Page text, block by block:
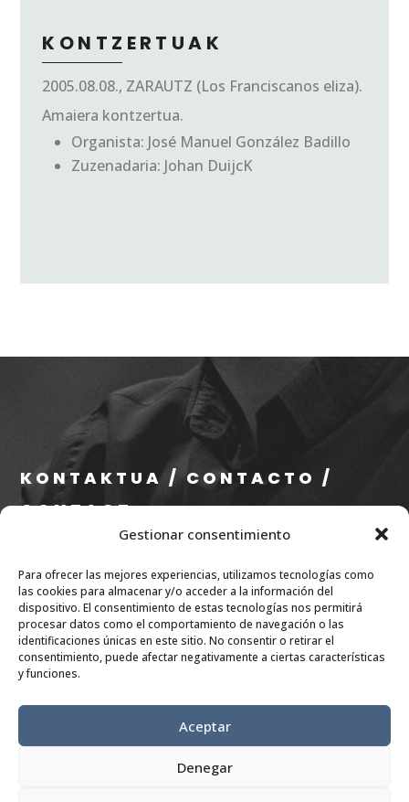
Gestionar consentimiento
Para ofrecer las mejores experiencias, utilizamos tecnologías como
las cookies para almacenar y/o acceder a la información del
dispositivo. El consentimiento de estas tecnologías nos permitirá
procesar datos como el comportamiento de navegación o las
identificaciones únicas en este sitio. No consentir o retirar el
consentimiento, puede afectar negativamente a ciertas características
y funciones.
Aceptar
Denegar
KONTZERTUAK
2005.08.08., ZARAUTZ (Los Franciscanos eliza).
Amaiera kontzertua.
Organista: José Manuel González Badillo
Zuzenadaria: Johan DuijcK
KONTAKTUA / CONTACTO /
CONTACT
+34 656 79 07 36
SARE SOZIALAK / REDES
SOCIALES/